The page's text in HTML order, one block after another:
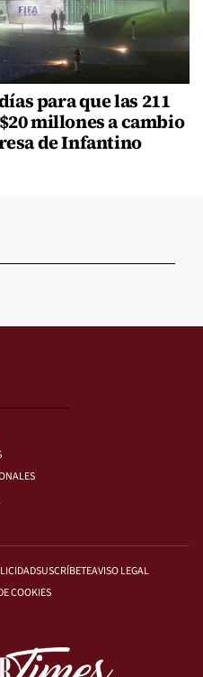
para que las 211
millones a cambio
de Infantino
SUSCRÍBETEAVISO LEGAL
COOKIES